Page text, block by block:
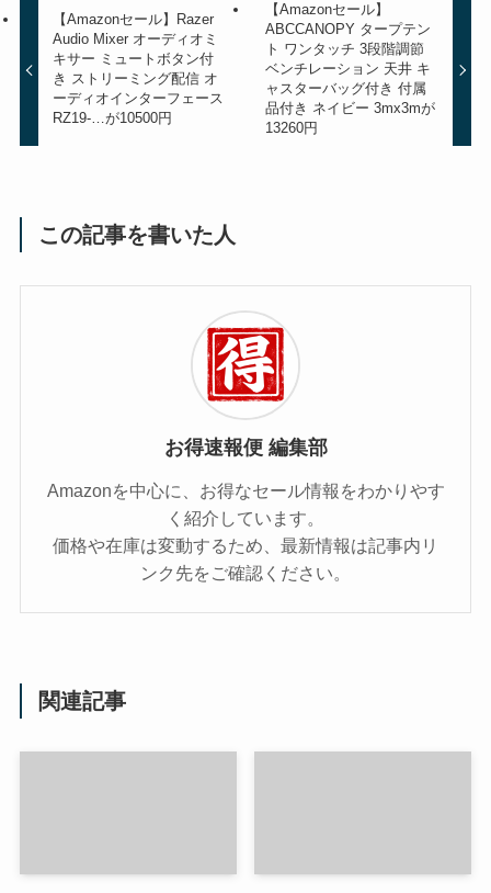
【Amazonセール】Razer
Audio Mixer オーディオミ
キサー ミュートボタン付
き ストリーミング配信 オ
ーディオインターフェース
RZ19-…が10500円
【Amazonセール】
ABCCANOPY タープテン
ト ワンタッチ 3段階調節
ベンチレーション 天井 キ
ャスターバッグ付き 付属
品付き ネイビー 3mx3mが
13260円
この記事を書いた人
お得速報便 編集部
Amazonを中心に、お得なセール情報をわかりやす
く紹介しています。
価格や在庫は変動するため、最新情報は記事内リ
ンク先をご確認ください。
関連記事